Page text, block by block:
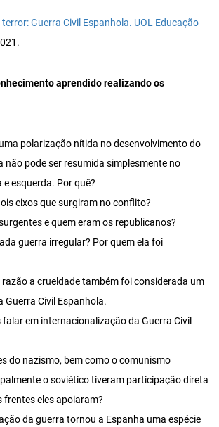
Guerra Civil Espanhola. UOL Educação
aprendido realizando os
polarização nítida no desenvolvimento do
não pode ser resumida simplesmente no
esquerda. Por quê?
eixos que surgiram no conflito?
e quem eram os republicanos?
guerra irregular? Por quem ela foi
razão a crueldade também foi considerada um
Civil Espanhola.
em internacionalização da Guerra Civil
do nazismo, bem como o comunismo
o soviético tiveram participação direta
frentes eles apoiaram?
da guerra tornou a Espanha uma espécie